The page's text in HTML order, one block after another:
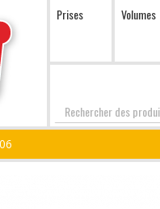
Prises Volumes
Chercher